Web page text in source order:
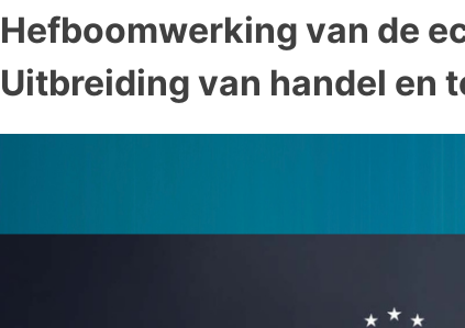
Hefboomwerking van de
Uitbreiding van handel en